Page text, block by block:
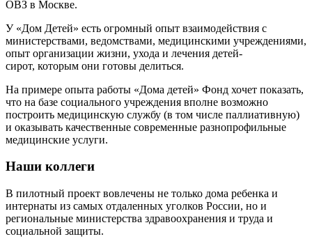
ОВЗ в Москве.
У «Дом Детей» есть огромный опыт взаимодействия с
министерствами, ведомствами, медицинскими учреждениями,
опыт организации жизни, ухода и лечения детей-
сирот, которым они готовы делиться.
На примере опыта работы «Дома детей» Фонд хочет показать,
что на базе социального учреждения вполне возможно
построить медицинскую службу (в том числе паллиативную)
и оказывать качественные современные разнопрофильные
медицинские услуги.
Наши коллеги
В пилотный проект вовлечены не только дома ребенка и
интернаты из самых отдаленных уголков России, но и
региональные министерства здравоохранения и труда и
социальной защиты.